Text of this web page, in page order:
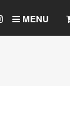
MENU